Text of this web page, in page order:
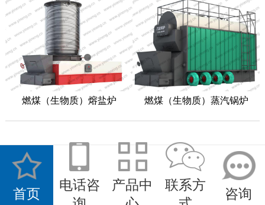
燃煤（生物质）熔盐炉 燃煤（生物质）蒸汽锅炉
首页
电话咨
产品中
联系方
咨询